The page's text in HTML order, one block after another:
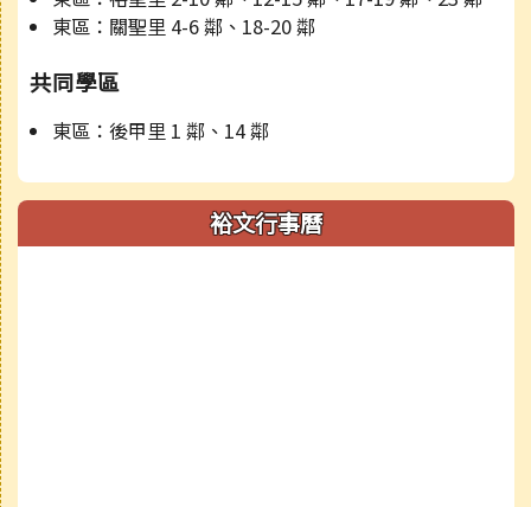
東區：關聖里 4-6 鄰、18-20 鄰
共同學區
東區：後甲里 1 鄰、14 鄰
裕文行事曆